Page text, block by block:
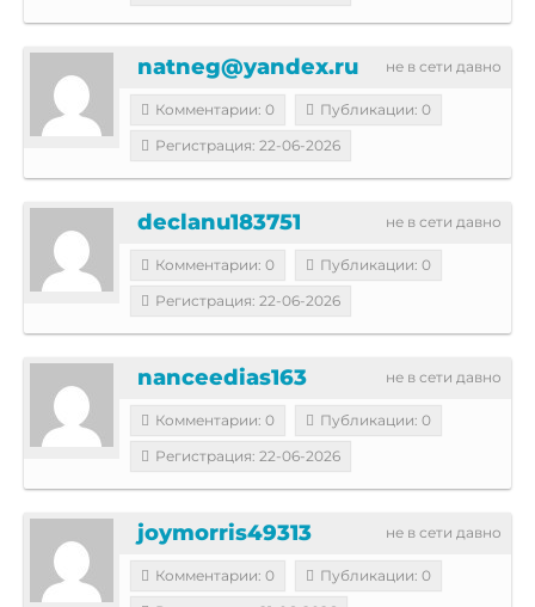
не в сети давно
natneg@yandex.ru
Комментарии: 0
Публикации: 0
Регистрация: 22-06-2026
не в сети давно
declanu183751
Комментарии: 0
Публикации: 0
Регистрация: 22-06-2026
не в сети давно
nanceedias163
Комментарии: 0
Публикации: 0
Регистрация: 22-06-2026
не в сети давно
joymorris49313
Комментарии: 0
Публикации: 0